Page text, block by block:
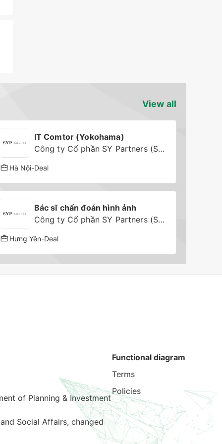
View all
IT Comtor (Yokohama)
Công ty Cổ phần SY Partners (SYP Talents)
Hà Nội-Deal
Bác sĩ chẩn đoán hình ảnh
Công ty Cổ phần SY Partners (SYP Talents)'s partner
Hưng Yên-Deal
of Planning & Investment
Social Affairs, changed
Functional diagram
Terms
Policies